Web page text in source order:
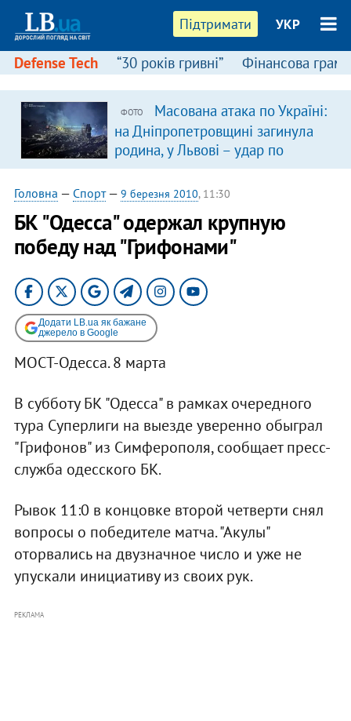
Підтримати УКР
Defense Tech “30 років гривні” Фінансова
ФОТО
Масована атака по Україні:
на Дніпропетровщині загинула
родина, у Львові – удар по
багатоповерхівках
(доповнюється)
Головна — Спорт— 9 березня 2010, 11:30
БК "Одесса" одержал крупную
победу над "Грифонами"
Додати LB.ua як бажане
джерело в Google
МОСТ-Одесса. 8 марта
В субботу БК "Одесса" в рамках очередного
тура Суперлиги на выезде уверенно обыграл
"Грифонов" из Симферополя, сообщает пресс-
служба одесского БК.
Рывок 11:0 в концовке второй четверти снял
вопросы о победителе матча. "Акулы"
оторвались на двузначное число и уже не
упускали инициативу из своих рук.
РЕКЛАМА